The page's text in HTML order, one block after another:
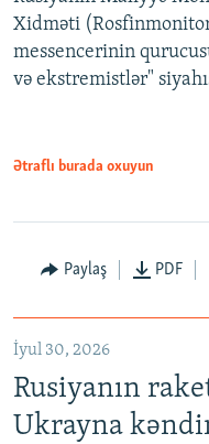
Xidməti
messencerinin
və ekstremistlər"
Ətraflı burada oxuyun
Paylaş PDF
İyul 30, 2026
Rusiyanın
Ukrayna